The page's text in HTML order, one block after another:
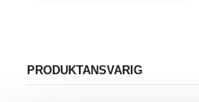
PRODUKTANSVARIG